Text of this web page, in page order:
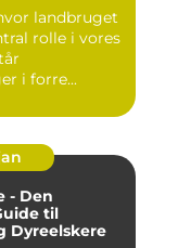
landbruget
rolle i vores
i forre...
- Den
til
Dyreelskere